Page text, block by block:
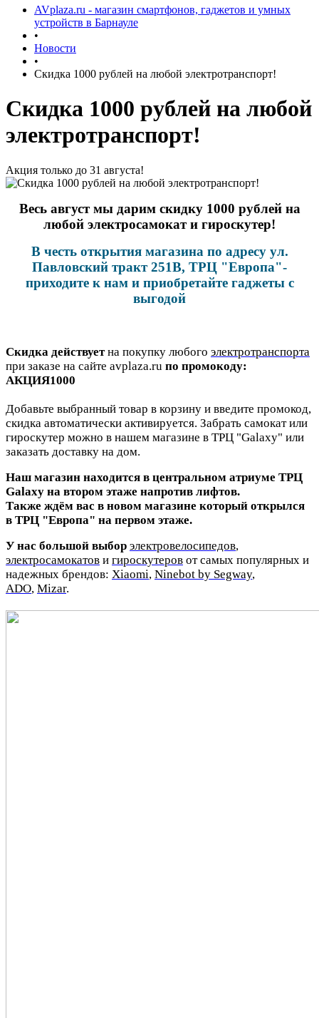
AVplaza.ru - магазин смартфонов, гаджетов и умных
устройств в Барнауле
•
Новости
•
Скидка 1000 рублей на любой электротранспорт!
Скидка 1000 рублей на любой
электротранспорт!
Акция только до 31 августа!
Весь август мы дарим скидку 1000 рублей на
любой электросамокат и гироскутер!
В честь открытия магазина по адресу ул.
Павловский тракт 251В, ТРЦ "Европа"-
приходите к нам и приобретайте гаджеты с
выгодой
Скидка действуетна покупку любого электротранспорта
при заказе на сайте avplaza.ru по промокоду:
АКЦИЯ1000
Добавьте выбранный товар в корзину и введите промокод,
скидка автоматически активируется. Забрать самокат или
гироскутер можно в нашем магазине в ТРЦ "Galaxy" или
заказать доставку на дом.
Наш магазин находится в центральном атриуме ТРЦ
Galaxy на втором этаже напротив лифтов.
Также ждём вас в новом магазине который открылся
в ТРЦ "Европа" на первом этаже.
У нас большой выбор электровелосипедов,
электросамокатов и гироскутеров от самых популярных и
надежных брендов: Xiaomi, Ninebot by Segway,
ADO, Mizar.